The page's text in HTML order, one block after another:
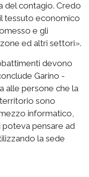
del contagio. Credo
tessuto economico
e gli
ed altri settori».
devono
Garino -
alle persone che la
sono
informatico,
poteva pensare ad
la sede